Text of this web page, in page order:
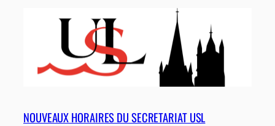
NOUVEAUX HORAIRES DU SECRETARIAT USL